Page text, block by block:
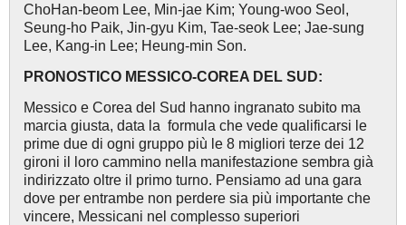
ChoHan-beom Lee, Min-jae Kim; Young-woo Seol,
Seung-ho Paik, Jin-gyu Kim, Tae-seok Lee; Jae-sung
Lee, Kang-in Lee; Heung-min Son.
PRONOSTICO MESSICO-COREA DEL SUD:
Messico e Corea del Sud hanno ingranato subito ma
marcia giusta, data la formula che vede qualificarsi le
prime due di ogni gruppo più le 8 migliori terze dei 12
gironi il loro cammino nella manifestazione sembra già
indirizzato oltre il primo turno. Pensiamo ad una gara
dove per entrambe non perdere sia più importante che
vincere, Messicani nel complesso superiori